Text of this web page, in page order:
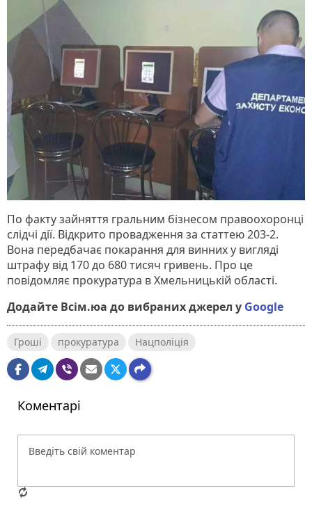
По факту зайняття гральним бізнесом правоохоронці
слідчі дії. Відкрито провадження за статтею 203-2.
Вона передбачає покарання для винних у вигляді
штрафу від 170 до 680 тисяч гривень. Про це
повідомляє прокуратура в Хмельницькій області.
Додайте Всім.юа до вибраних джерел у Google
Гроші прокуратура Нацполіція
Коментарі